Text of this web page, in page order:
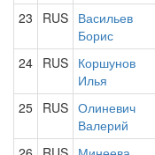
23 RUS Васильев
Борис
24 RUS Коршунов
Илья
25 RUS Олиневич
Валерий